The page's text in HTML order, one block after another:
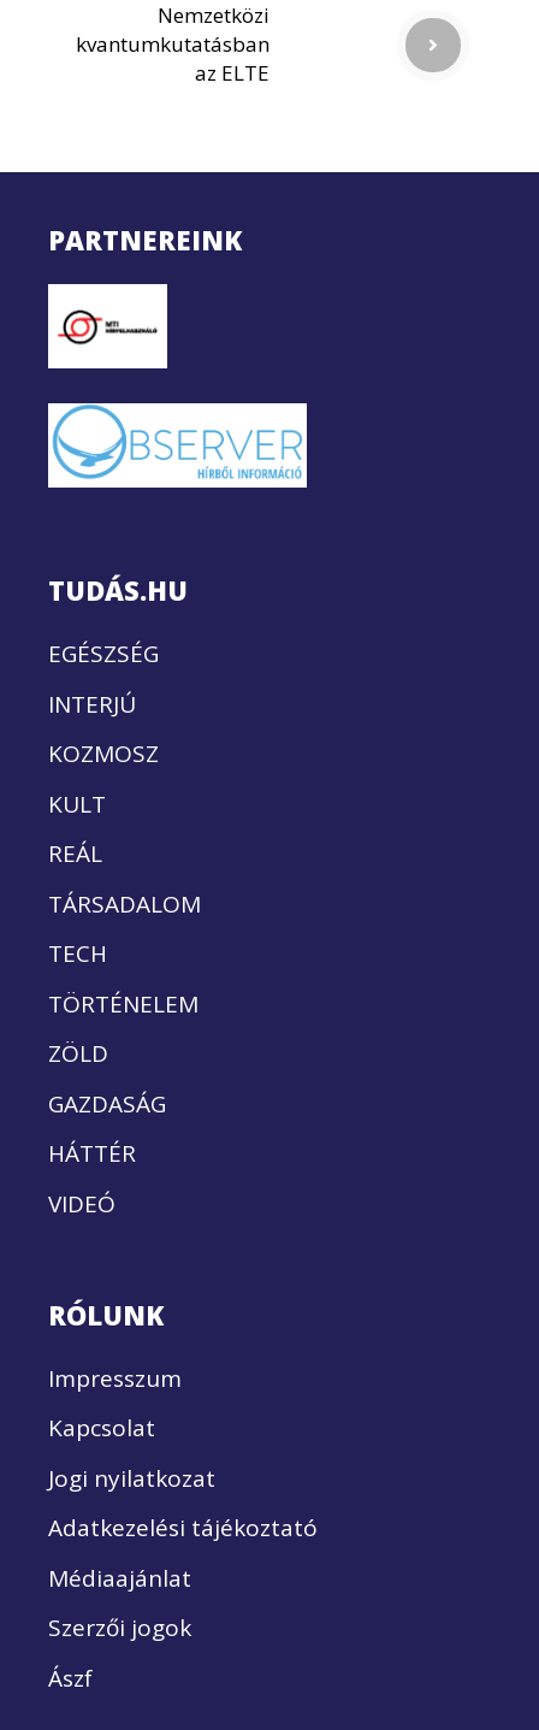
Nemzetközi
kvantumkutatásban
az ELTE
PARTNEREINK
TUDÁS.HU
EGÉSZSÉG
INTERJÚ
KOZMOSZ
KULT
REÁL
TÁRSADALOM
TECH
TÖRTÉNELEM
ZÖLD
GAZDASÁG
HÁTTÉR
VIDEÓ
RÓLUNK
Impresszum
Kapcsolat
Jogi nyilatkozat
Adatkezelési tájékoztató
Médiaajánlat
Szerzői jogok
Ászf